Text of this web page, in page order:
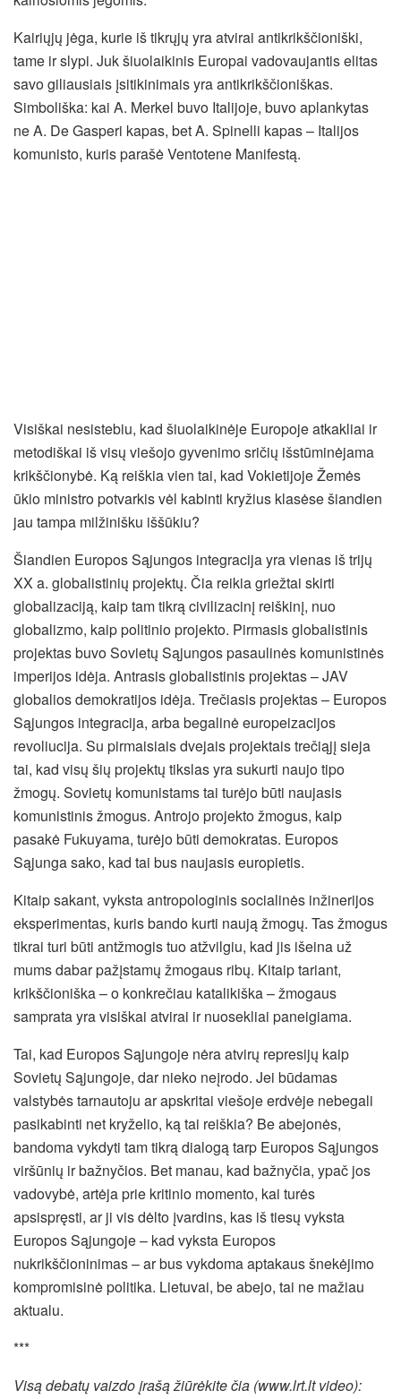
Kairiųjų jėga, kurie iš tikrųjų yra atvirai antikrikščioniški,
tame ir slypi. Juk šiuolaikinis Europai vadovaujantis elitas
savo giliausiais įsitikinimais yra antikrikščioniškas.
Simboliška: kai A. Merkel buvo Italijoje, buvo aplankytas
ne A. De Gasperi kapas, bet A. Spinelli kapas – Italijos
komunisto, kuris parašė Ventotene Manifestą.
Visiškai nesistebiu, kad šiuolaikinėje Europoje atkakliai ir
metodiškai iš visų viešojo gyvenimo sričių išstūminėjama
krikščionybė. Ką reiškia vien tai, kad Vokietijoje Žemės
ūkio ministro potvarkis vėl kabinti kryžius klasėse šiandien
jau tampa milžinišku iššūkiu?
Šiandien Europos Sąjungos integracija yra vienas iš trijų
XX a. globalistinių projektų. Čia reikia griežtai skirti
globalizaciją, kaip tam tikrą civilizacinį reiškinį, nuo
globalizmo, kaip politinio projekto. Pirmasis globalistinis
projektas buvo Sovietų Sąjungos pasaulinės komunistinės
imperijos idėja. Antrasis globalistinis projektas – JAV
globalios demokratijos idėja. Trečiasis projektas – Europos
Sąjungos integracija, arba begalinė europeizacijos
revoliucija. Su pirmaisiais dvejais projektais trečiąjį sieja
tai, kad visų šių projektų tikslas yra sukurti naujo tipo
žmogų. Sovietų komunistams tai turėjo būti naujasis
komunistinis žmogus. Antrojo projekto žmogus, kaip
pasakė Fukuyama, turėjo būti demokratas. Europos
Sąjunga sako, kad tai bus naujasis europietis.
Kitaip sakant, vyksta antropologinis socialinės inžinerijos
eksperimentas, kuris bando kurti naują žmogų. Tas žmogus
tikrai turi būti antžmogis tuo atžvilgiu, kad jis išeina už
mums dabar pažįstamų žmogaus ribų. Kitaip tariant,
krikščioniška – o konkrečiau katalikiška – žmogaus
samprata yra visiškai atvirai ir nuosekliai paneigiama.
Tai, kad Europos Sąjungoje nėra atvirų represijų kaip
Sovietų Sąjungoje, dar nieko neįrodo. Jei būdamas
valstybės tarnautoju ar apskritai viešoje erdvėje nebegali
pasikabinti net kryželio, ką tai reiškia? Be abejonės,
bandoma vykdyti tam tikrą dialogą tarp Europos Sąjungos
viršūnių ir bažnyčios. Bet manau, kad bažnyčia, ypač jos
vadovybė, artėja prie kritinio momento, kai turės
apsispręsti, ar ji vis dėlto įvardins, kas iš tiesų vyksta
Europos Sąjungoje – kad vyksta Europos
nukrikščioninimas – ar bus vykdoma aptakaus šnekėjimo
kompromisinė politika. Lietuvai, be abejo, tai ne mažiau
aktualu.
***
Visą debatų vaizdo įrašą žiūrėkite čia (www.lrt.lt video):